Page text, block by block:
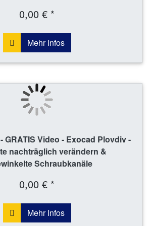
0,00 € *
Mehr Infos
GRATIS Video - Exocad Plovdiv -
nachträglich verändern &
Schraubkanäle
0,00 € *
Mehr Infos